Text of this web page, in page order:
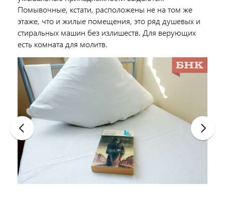
Помывочные, кстати, расположены не на том же
этаже, что и жилые помещения, это ряд душевых и
стиральных машин без излишеств. Для верующих
есть комната для молитв.